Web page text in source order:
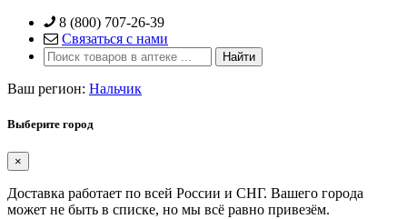
Skip
content
8 (800) 707-26-39
Связаться с нами
Ваш регион: Нальчик
Выберите город
×
Доставка работает по всей России и СНГ. Вашего города
может не быть в списке, но мы всё равно привезём.